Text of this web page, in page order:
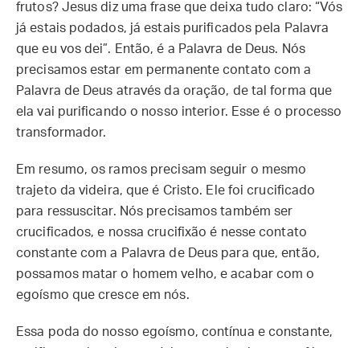
frutos? Jesus diz uma frase que deixa tudo claro: “Vós
já estais podados, já estais purificados pela Palavra
que eu vos dei”. Então, é a Palavra de Deus. Nós
precisamos estar em permanente contato com a
Palavra de Deus através da oração, de tal forma que
ela vai purificando o nosso interior. Esse é o processo
transformador.
Em resumo, os ramos precisam seguir o mesmo
trajeto da videira, que é Cristo. Ele foi crucificado
para ressuscitar. Nós precisamos também ser
crucificados, e nossa crucifixão é nesse contato
constante com a Palavra de Deus para que, então,
possamos matar o homem velho, e acabar com o
egoísmo que cresce em nós.
Essa poda do nosso egoísmo, contínua e constante,